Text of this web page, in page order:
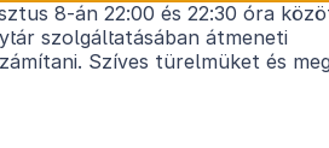
Adó- és Vámhivatalról1
2026. 07. 31. – 2026. 09. 26.
8-án 22:00 és 22:30 óra
szolgáltatásában átmeneti
Szíves türelmüket és